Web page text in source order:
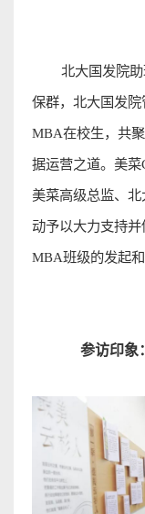
北大国发院助
保群，北大国发院
MBA在校生，共
据运营之道。美菜
美菜高级总监、北
动予以大力支持
MBA班级的发起
参访印象